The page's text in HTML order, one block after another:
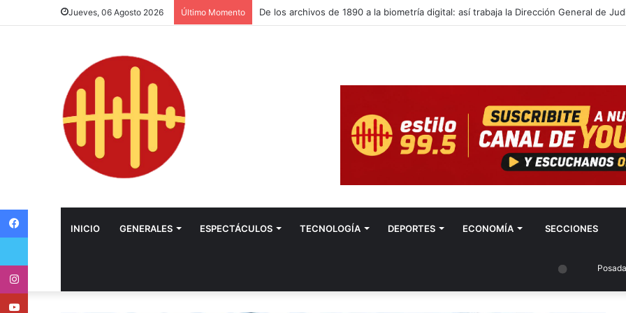
Jueves, 06 Agosto 2026 Último Momento
INICIO GENERALES ESPECTÁCULOS TECNOLOGÍA DEPORTES ECONOMÍA SECCIONES
Posadas
Facebook
Youtube